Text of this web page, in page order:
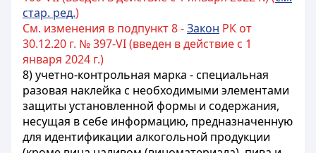
стар. ред.)
См. изменения в подпункт 8 -Закон РК от
30.12.20 г. № 397-VI (введен в действие с 1
января 2024 г.)
8) учетно-контрольная марка - специальная
разовая наклейка с необходимыми элементами
защиты установленной формы и содержания,
несущая в себе информацию, предназначенную
для идентификации алкогольной продукции